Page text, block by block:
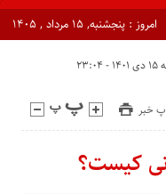
امروز : پنجشنبه, ۱۵ مرداد , ۱۴۰۵
خبر
کیست؟